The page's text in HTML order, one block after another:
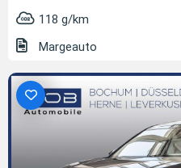
118 g/km
Margeauto